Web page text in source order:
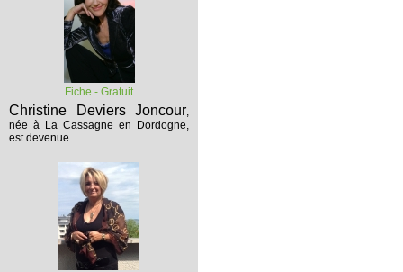
Fiche - Gratuit
Christine Deviers Joncour,
née à La Cassagne en Dordogne,
est devenue ...